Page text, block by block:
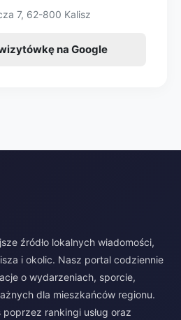
7, 62-800 Kalisz
na Google
źródło lokalnych wiadomości,
i okolic. Nasz portal codziennie
o wydarzeniach, sporcie,
dla mieszkańców regionu.
rankingi usług oraz